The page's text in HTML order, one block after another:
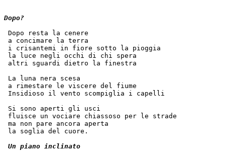
Dopo?
Dopo resta la
a concimare la terra
i crisantemi in fiore sotto la pioggia
la luce negli occhi di chi spera
altri sguardi dietro la finestra
La luna nera scesa
a rimestare le viscere del fiume
Insidioso il vento scompiglia i capelli
Si sono aperti gli usci
fluisce un vociare chiassoso per le strade
ma non pare ancora aperta
la soglia del cuore.
Un piano inclinato